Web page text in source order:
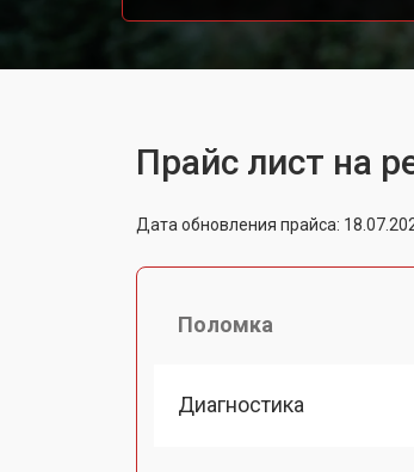
Прайс лист на
Дата обновления прайса:
Поломка
Диагностика